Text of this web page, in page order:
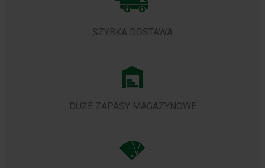
SZYBKA DOSTAWA
DUŻE ZAPASY MAGAZYNOWE